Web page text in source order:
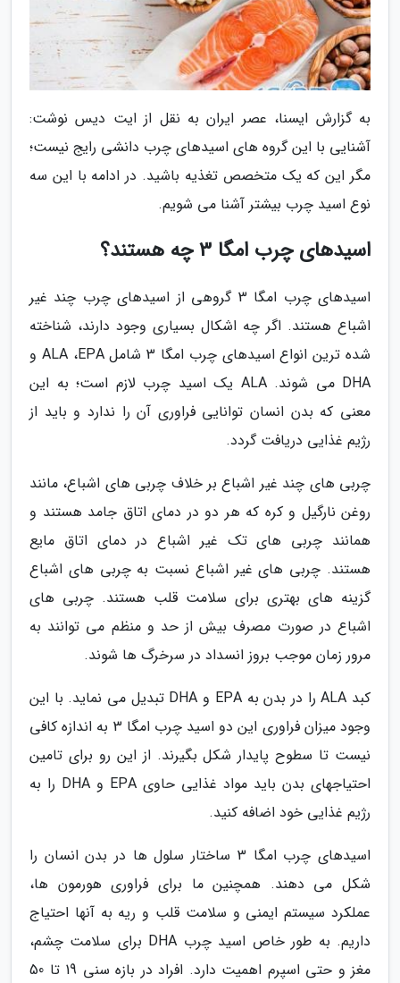
به گزارش ایسنا، عصر ایران به نقل از ایت دیس نوشت:
آشنایی با این گروه های اسیدهای چرب دانشی رایج نیست؛
مگر این که یک متخصص تغذیه باشید. در ادامه با این سه
نوع اسید چرب بیشتر آشنا می شویم.
اسیدهای چرب امگا 3 چه هستند؟
اسیدهای چرب امگا 3 گروهی از اسیدهای چرب چند غیر
اشباع هستند. اگر چه اشکال بسیاری وجود دارند، شناخته
شده ترین انواع اسیدهای چرب امگا 3 شامل ALA ،EPA و
DHA می شوند. ALA یک اسید چرب لازم است؛ به این
معنی که بدن انسان توانایی فراوری آن را ندارد و باید از
رژیم غذایی دریافت گردد.
چربی های چند غیر اشباع بر خلاف چربی های اشباع، مانند
روغن نارگیل و کره که هر دو در دمای اتاق جامد هستند و
همانند چربی های تک غیر اشباع در دمای اتاق مایع
هستند. چربی های غیر اشباع نسبت به چربی های اشباع
گزینه های بهتری برای سلامت قلب هستند. چربی های
اشباع در صورت مصرف بیش از حد و منظم می توانند به
مرور زمان موجب بروز انسداد در سرخرگ ها شوند.
کبد ALA را در بدن به EPA و DHA تبدیل می نماید. با این
وجود میزان فراوری این دو اسید چرب امگا 3 به اندازه کافی
نیست تا سطوح پایدار شکل بگیرند. از این رو برای تامین
احتیاجهای بدن باید مواد غذایی حاوی EPA و DHA را به
رژیم غذایی خود اضافه کنید.
اسیدهای چرب امگا 3 ساختار سلول ها در بدن انسان را
شکل می دهند. همچنین ما برای فراوری هورمون ها،
عملکرد سیستم ایمنی و سلامت قلب و ریه به آنها احتیاج
داریم. به طور خاص اسید چرب DHA برای سلامت چشم،
مغز و حتی اسپرم اهمیت دارد. افراد در بازه سنی 19 تا 50